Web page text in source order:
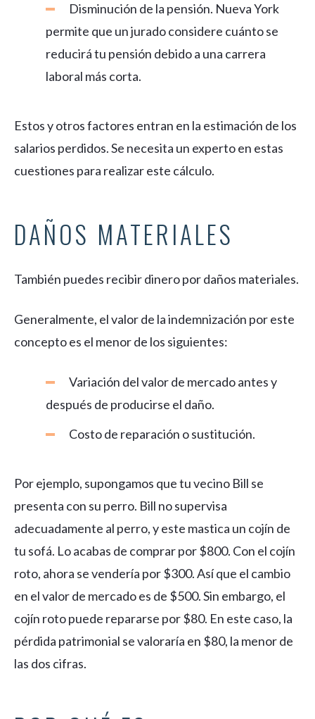
Disminución de la pensión. Nueva York
permite que un jurado considere cuánto se
reducirá tu pensión debido a una carrera
laboral más corta.
Estos y otros factores entran en la estimación de los
salarios perdidos. Se necesita un experto en estas
cuestiones para realizar este cálculo.
DAÑOS MATERIALES
También puedes recibir dinero por daños materiales.
Generalmente, el valor de la indemnización por este
concepto es el menor de los siguientes:
Variación del valor de mercado antes y
después de producirse el daño.
Costo de reparación o sustitución.
Por ejemplo, supongamos que tu vecino Bill se
presenta con su perro. Bill no supervisa
adecuadamente al perro, y este mastica un cojín de
tu sofá. Lo acabas de comprar por $800. Con el cojín
roto, ahora se vendería por $300. Así que el cambio
en el valor de mercado es de $500. Sin embargo, el
cojín roto puede repararse por $80. En este caso, la
pérdida patrimonial se valoraría en $80, la menor de
las dos cifras.